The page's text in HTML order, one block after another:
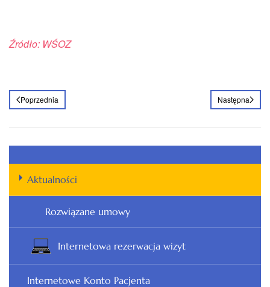
Źródło: WŚOZ
Poprzednia Następna
Aktualności
Rozwiązane umowy
Internetowa rezerwacja wizyt
Internetowe Konto Pacjenta